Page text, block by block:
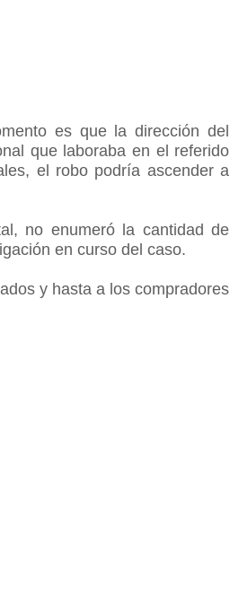
es que la dirección del
que laboraba en el referido
el robo podría ascender a
no enumeró la cantidad de
en curso del caso.
y hasta a los compradores